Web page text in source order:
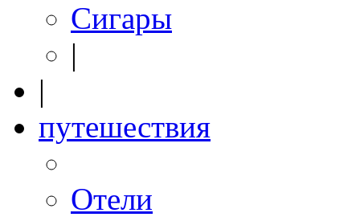
Сигары
|
|
путешествия
Отели